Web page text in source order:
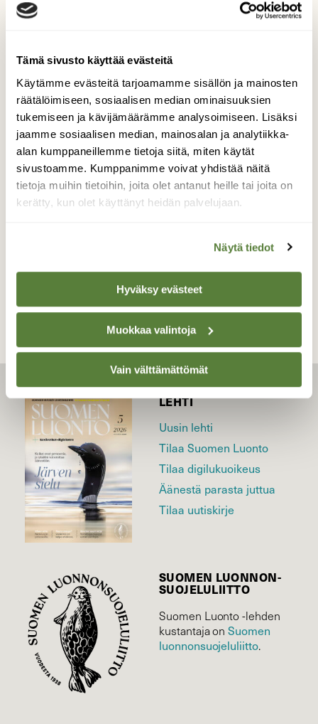
Tämä sivusto käyttää evästeitä
Käytämme evästeitä tarjoamamme sisällön ja mainosten
räätälöimiseen, sosiaalisen median ominaisuuksien
tukemiseen ja kävijämäärämme analysoimiseen. Lisäksi
jaamme sosiaalisen median, mainosalan ja analytiikka-
alan kumppaneillemme tietoja siitä, miten käytät
sivustoamme. Kumppanimme voivat yhdistää näitä
tietoja muihin tietoihin, joita olet antanut heille tai joita on
kerätty, kun olet käyttänyt heidän palvelujaan.
Näytä tiedot
Hyväksy evästeet
Muokkaa valintoja
Vain välttämättömät
Suppilovahvero
Suppilovahvero (Craterellus tubaeformis)
Valokuvaaja: Markku Saarinen, Paimela 20.9
TAKAISIN LISTAAN
LEHTI
Uusin lehti
Tilaa Suomen Luonto
Tilaa digilukuoikeus
Äänestä parasta juttua
Tilaa uutiskirje
SUOMEN LUONNON­
SUOJELU­LIITTO
Suomen Luonto -lehden
kustantaja onSuomen
luonnonsuojelu­liitto.